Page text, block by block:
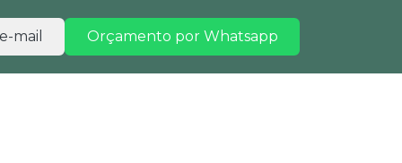
mail Orçamento por Whatsapp